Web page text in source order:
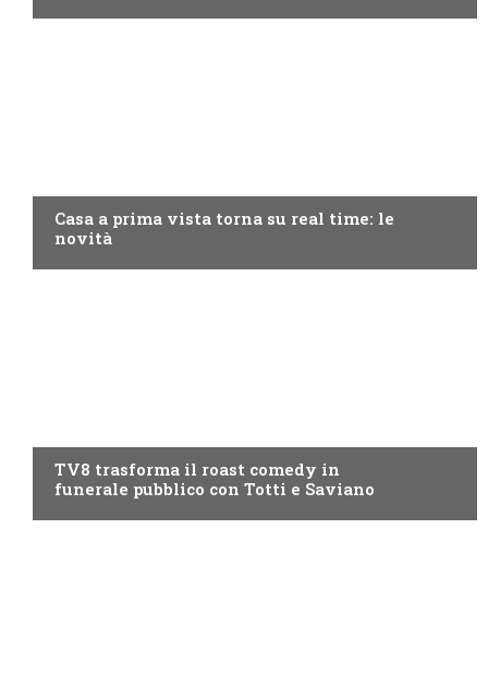
Casa a prima vista torna su real time: le
novità
TV8 trasforma il roast comedy in
funerale pubblico con Totti e Saviano